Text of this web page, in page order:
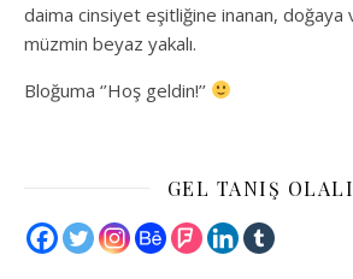
daima cinsiyet eşitliğine inanan,
müzmin beyaz yakalı.
Bloğuma ‘’Hoş geldin!’’
GEL TANIŞ